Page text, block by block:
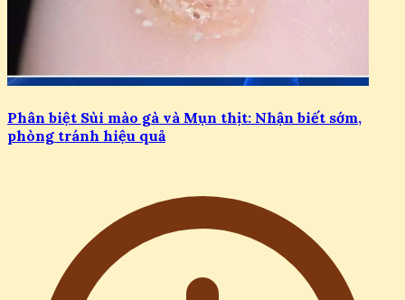
Phân biệt Sùi mào gà và Mụn thịt: Nhận biết sớm,
phòng tránh hiệu quả